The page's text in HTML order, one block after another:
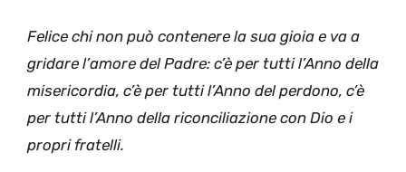
Felice chi non può contenere la sua gioia e va a
gridare l’amore del Padre: c’è per tutti l’Anno della
misericordia, c’è per tutti l’Anno del perdono, c’è
per tutti l’Anno della riconciliazione con Dio e i
propri fratelli.